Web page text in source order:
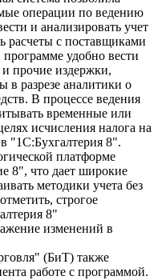
операции по ведению
и анализировать учет
расчеты с поставщиками
удобно вести
и прочие издержки,
в разрезе аналитики о
В процессе ведения
временные или
исчисления налога на
"1С:Бухгалтерия 8".
платформе
8", что дает широкие
методики учета без
строгое
8"
изменений в
(БиТ) также
работе с программой.